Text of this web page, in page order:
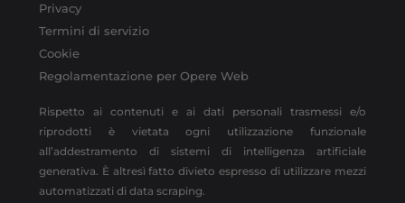
Privacy
Termini di servizio
Cookie
Regolamentazione per Opere Web
Rispetto ai contenuti e ai dati personali trasmessi e/o
riprodotti è vietata ogni utilizzazione funzionale
all’addestramento di sistemi di intelligenza artificiale
generativa. È altresì fatto divieto espresso di utilizzare mezzi
automatizzati di data scraping.